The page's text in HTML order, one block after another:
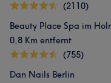
(2110)
Beauty Place Spa im
0,8 Km entfernt
(755)
Dan Nails Berlin